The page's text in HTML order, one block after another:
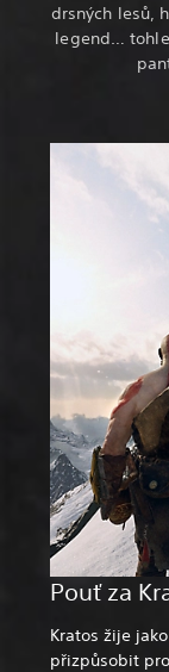
drsných lesů,
legend…
Pouť za
Kratos žije
přizpůsobit